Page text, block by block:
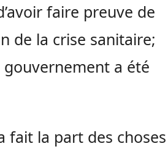
faire preuve de
de la crise sanitaire;
a été
fait la part des choses